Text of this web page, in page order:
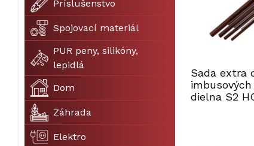
Sada extra
dielna S2
Príslušenstvo
Spojovací materiál
PUR peny, silikóny,
lepidlá
Dom
Záhrada
Elektro